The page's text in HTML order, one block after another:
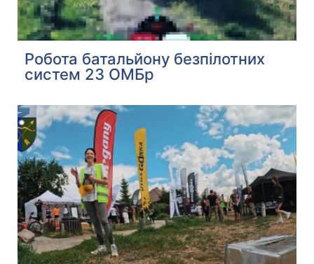
Робота батальйону безпілотних
систем 23 ОМБр